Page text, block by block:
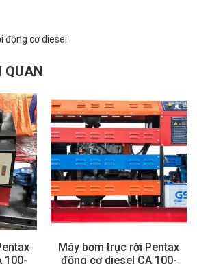
động cơ diesel
QUAN
100-
Máy bơm trục rời Pentax
động cơ diesel CA 100-